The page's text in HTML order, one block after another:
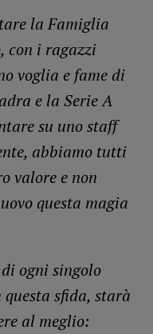
la Famiglia
con i ragazzi
voglia e fame di
e la Serie A
su uno staff
abbiamo tutti
valore e non
questa magia
ogni singolo
sfida, starà
al meglio: